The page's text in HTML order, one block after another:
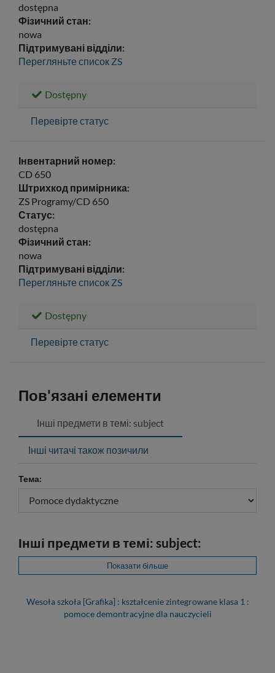
dostępna
Фізичний стан:
nowa
Підтримувані відділи:
Перегляньте список ZS
Dostępny
Перевірте статус
Інвентарний номер:
CD 650
Штрихкод примірника:
ZS Programy/CD 650
Статус:
dostępna
Фізичний стан:
nowa
Підтримувані відділи:
Перегляньте список ZS
Dostępny
Перевірте статус
Пов'язані елементи
Інші предмети в темі: subject
Інші читачі також позичили
Тема:
Інші предмети в темі: subject:
Показати більше
Wesoła szkoła [Grafika] : kształcenie zintegrowane klasa 1 :
pomoce demontracyjne dla nauczycieli